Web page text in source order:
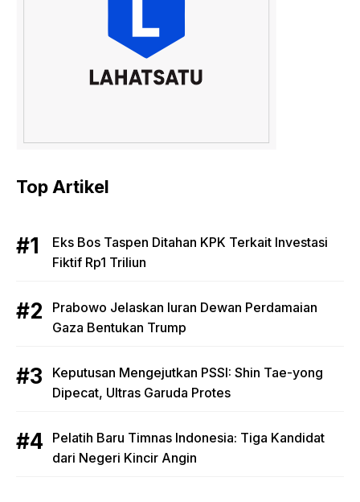
Top Artikel
Eks Bos Taspen Ditahan KPK Terkait Investasi
Fiktif Rp1 Triliun
Prabowo Jelaskan Iuran Dewan Perdamaian
Gaza Bentukan Trump
Keputusan Mengejutkan PSSI: Shin Tae-yong
Dipecat, Ultras Garuda Protes
Pelatih Baru Timnas Indonesia: Tiga Kandidat
dari Negeri Kincir Angin